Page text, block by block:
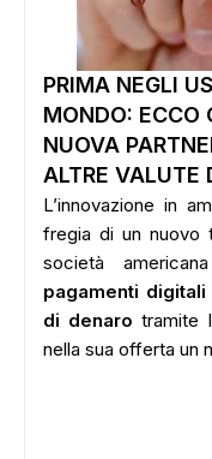
PRIMA NEGLI
MONDO: ECCO
NUOVA
ALTRE VALUTE
L’innovazione in
fregia di un nuovo
società
pagamenti digitali
di denaro tramite
nella sua offerta un